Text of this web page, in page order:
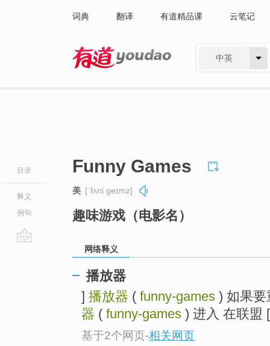
词典 翻译 有道精品课 云笔记
中英
目录
释义
例句
Funny Games
美 [ˈfʌni ɡeɪmz]
趣味游戏（电影名）
网络释义
播放器
] 播放器 ( funny-games ) 如果
器 ( funny-games ) 进入 在联盟
基于2个网页-相关网页